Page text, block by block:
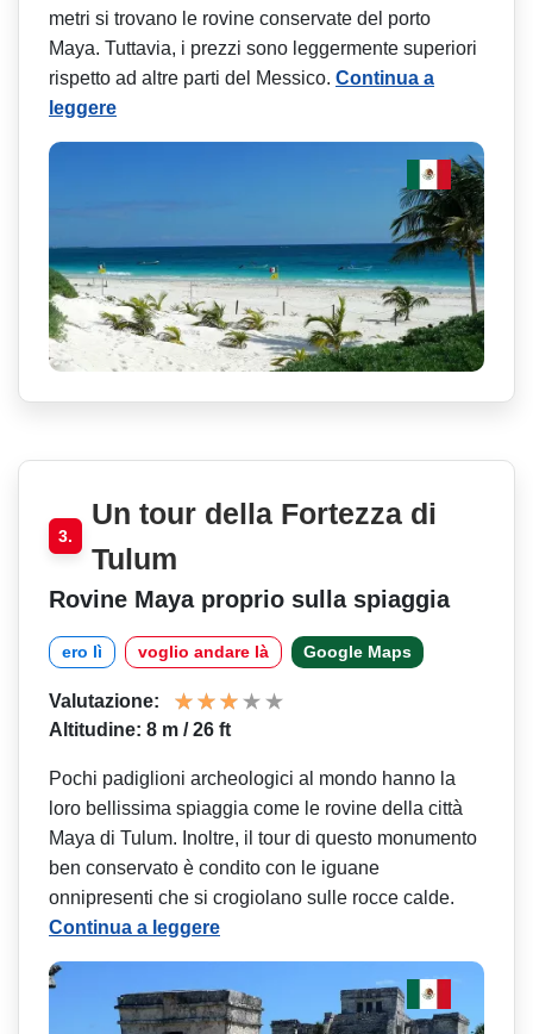
metri si trovano le rovine conservate del porto
Maya. Tuttavia, i prezzi sono leggermente superiori
rispetto ad altre parti del Messico. Continua a
leggere
3.
Un tour della Fortezza di
Tulum
Rovine Maya proprio sulla spiaggia
ero lì voglio andare là Google Maps
Valutazione:
Altitudine: 8 m / 26 ft
Pochi padiglioni archeologici al mondo hanno la
loro bellissima spiaggia come le rovine della città
Maya di Tulum. Inoltre, il tour di questo monumento
ben conservato è condito con le iguane
onnipresenti che si crogiolano sulle rocce calde.
Continua a leggere